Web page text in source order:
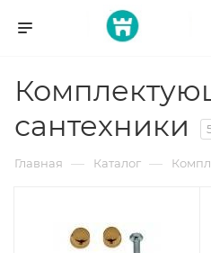
сантехники
Главная — Каталог —